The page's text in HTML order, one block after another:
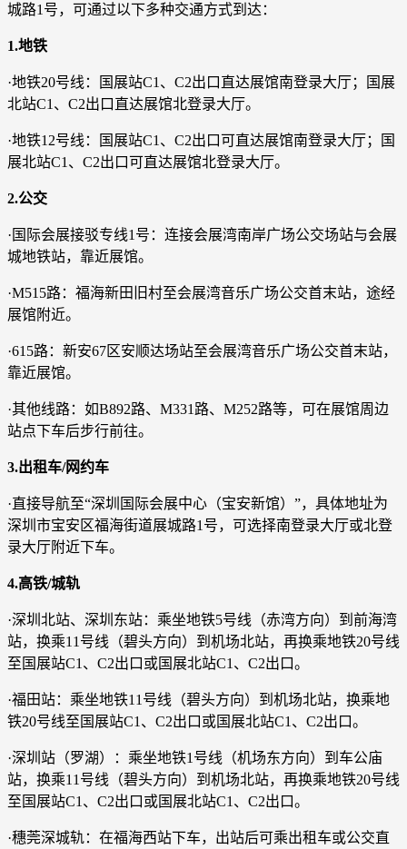
城路1号，可通过以下多种交通方式到达：
1.地铁
·地铁20号线：国展站C1、C2出口直达展馆南登录大厅；国展
北站C1、C2出口直达展馆北登录大厅。
·地铁12号线：国展站C1、C2出口可直达展馆南登录大厅；国
展北站C1、C2出口可直达展馆北登录大厅。
2.公交
·国际会展接驳专线1号：连接会展湾南岸广场公交场站与会展
城地铁站，靠近展馆。
·M515路：福海新田旧村至会展湾音乐广场公交首末站，途经
展馆附近。
·615路：新安67区安顺达场站至会展湾音乐广场公交首末站，
靠近展馆。
·其他线路：如B892路、M331路、M252路等，可在展馆周边
站点下车后步行前往。
3.出租车/网约车
·直接导航至“深圳国际会展中心（宝安新馆）”，具体地址为
深圳市宝安区福海街道展城路1号，可选择南登录大厅或北登
录大厅附近下车。
4.高铁/城轨
·深圳北站、深圳东站：乘坐地铁5号线（赤湾方向）到前海湾
站，换乘11号线（碧头方向）到机场北站，再换乘地铁20号线
至国展站C1、C2出口或国展北站C1、C2出口。
·福田站：乘坐地铁11号线（碧头方向）到机场北站，换乘地
铁20号线至国展站C1、C2出口或国展北站C1、C2出口。
·深圳站（罗湖）：乘坐地铁1号线（机场东方向）到车公庙
站，换乘11号线（碧头方向）到机场北站，再换乘地铁20号线
至国展站C1、C2出口或国展北站C1、C2出口。
·穗莞深城轨：在福海西站下车，出站后可乘出租车或公交直